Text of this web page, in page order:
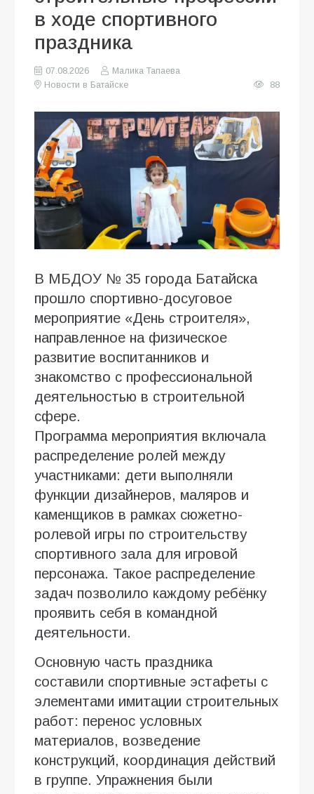
в ходе спортивного
праздника
07.08.2026
Малика Тапаева
Новости в Батайске
88
В МБДОУ № 35 города Батайска
прошло спортивно-досуговое
мероприятие «День строителя»,
направленное на физическое
развитие воспитанников и
знакомство с профессиональной
деятельностью в строительной
сфере.
Программа мероприятия включала
распределение ролей между
участниками: дети выполняли
функции дизайнеров, маляров и
каменщиков в рамках сюжетно-
ролевой игры по строительству
спортивного зала для игровой
персонажа. Такое распределение
задач позволило каждому ребёнку
проявить себя в командной
деятельности.
Основную часть праздника
составили спортивные эстафеты с
элементами имитации строительных
работ: перенос условных
материалов, возведение
конструкций, координация действий
в группе. Упражнения были